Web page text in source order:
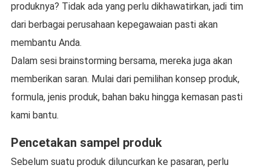
produknya? Tidak ada yang perlu dikhawatirkan, jadi tim
dari berbagai perusahaan kepegawaian pasti akan
membantu Anda.
Dalam sesi brainstorming bersama, mereka juga akan
memberikan saran. Mulai dari pemilihan konsep produk,
formula, jenis produk, bahan baku hingga kemasan pasti
kami bantu.
Pencetakan sampel produk
Sebelum suatu produk diluncurkan ke pasaran, perlu